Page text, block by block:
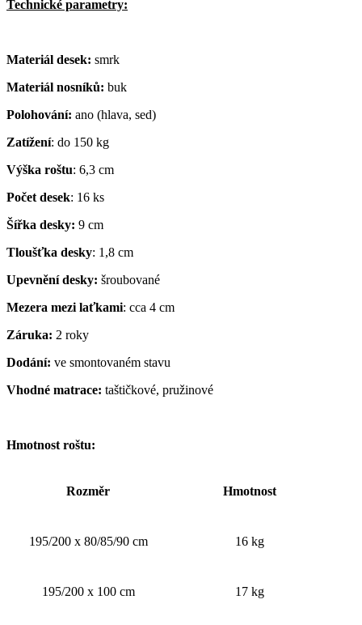
Technické parametry:
Materiál desek: smrk
Materiál nosníků: buk
Polohování: ano (hlava, sed)
Zatížení: do 150 kg
Výška roštu: 6,3 cm
Počet desek: 16 ks
Šířka desky: 9 cm
Tloušťka desky: 1,8 cm
Upevnění desky: šroubované
Mezera mezi laťkami: cca 4 cm
Záruka: 2 roky
Dodání: ve smontovaném stavu
Vhodné matrace: taštičkové, pružinové
Hmotnost roštu:
Rozměr Hmotnost
195/200 x 80/85/90 cm 16 kg
195/200 x 100 cm 17 kg